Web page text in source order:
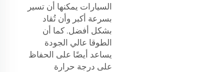
السيارات يمكنها أن تسير
بسرعة أكبر وأن تُقاد
بشكل أفضل. كما أن
الطوقا عالي الجودة
يساعد أيضًا على الحفاظ
على درجة حرارة